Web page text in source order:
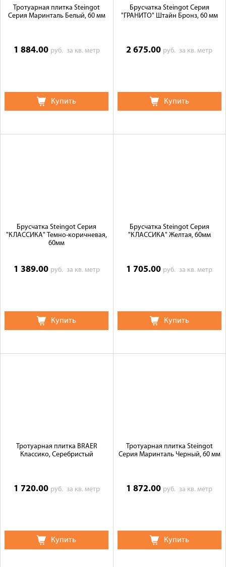
Тротуарная плитка Steingot
Серия Маринталь Белый, 60 мм
1 884.00 руб. за кв. метр
Купить
Брусчатка Steingot Серия
"ГРАНИТО" Штайн Бронз, 60 мм
2 675.00 руб.за кв. метр
Купить
Брусчатка Steingot Серия
"КЛАССИКА" Темно-коричневая,
60мм
1 389.00 руб. за кв. метр
Купить
Брусчатка Steingot Серия
"КЛАССИКА" Желтая, 60мм
1 705.00 руб.за кв. метр
Купить
Тротуарная плитка BRAER
Классико, Серебристый
1 720.00 руб. за кв. метр
Купить
Тротуарная плитка Steingot
Серия Маринталь Черный, 60 мм
1 872.00 руб.за кв. метр
Купить